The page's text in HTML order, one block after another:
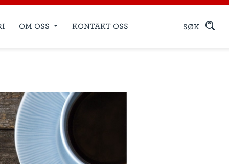
OM OSS KONTAKT OSS SØK